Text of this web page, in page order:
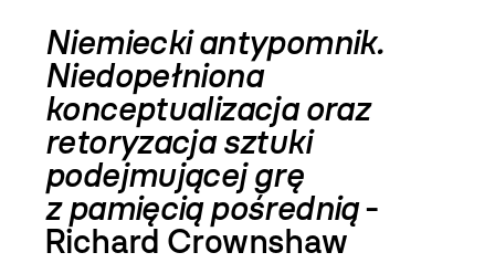
Niemiecki antypomnik.
Niedopełniona
konceptualizacja oraz
retoryzacja sztuki
podejmującej grę
z pamięcią pośrednią-
Richard Crownshaw